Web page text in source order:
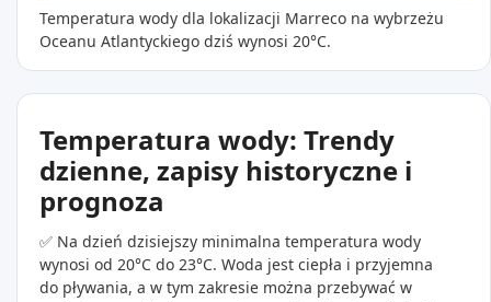
Temperatura wody dla lokalizacji Marreco na wybrzeżu
Oceanu Atlantyckiego dziś wynosi 20°C.
Temperatura wody: Trendy
dzienne, zapisy historyczne i
prognoza
✅ Na dzień dzisiejszy minimalna temperatura wody
wynosi od 20°C do 23°C. Woda jest ciepła i przyjemna
do pływania, a w tym zakresie można przebywać w